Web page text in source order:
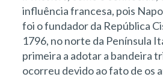
influência francesa, pois
foi o fundador da República
1796, no norte da Península
primeira a adotar a bandeira
ocorreu devido ao fato de os